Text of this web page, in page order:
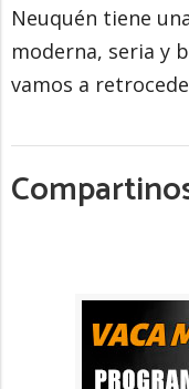
Neuquén tiene
moderna, seria y
vamos a